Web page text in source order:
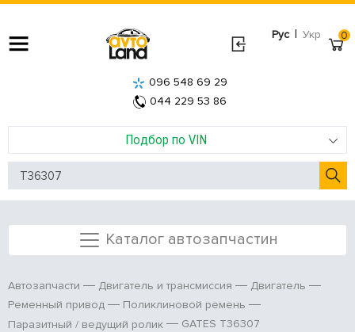
Рус | Укр
Подбор по VIN
096 548 69 29
044 229 53 86
0
Каталог автозапчастин
Автозапчасти Двигатель и трансмиссия
Двигатель
Ременный привод
Поликлиновой ремень
Паразитный / ведущий ролик
GATES T36307